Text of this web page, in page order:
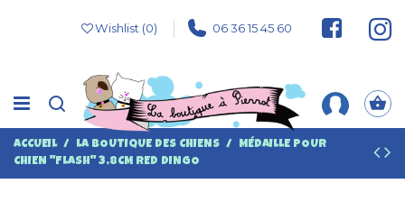
Wishlist (0) 06 36 15 45 60
ACCUEIL LA BOUTIQUE DES CHIENS
MÉDAILLE POUR
CHIEN "FLASH" 3,8CM RED DINGO